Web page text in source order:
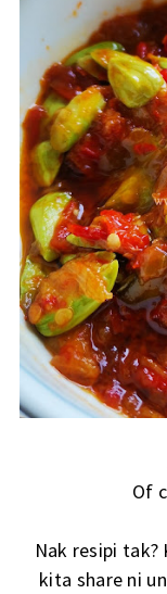
Of
Nak resipi tak?
kita share ni